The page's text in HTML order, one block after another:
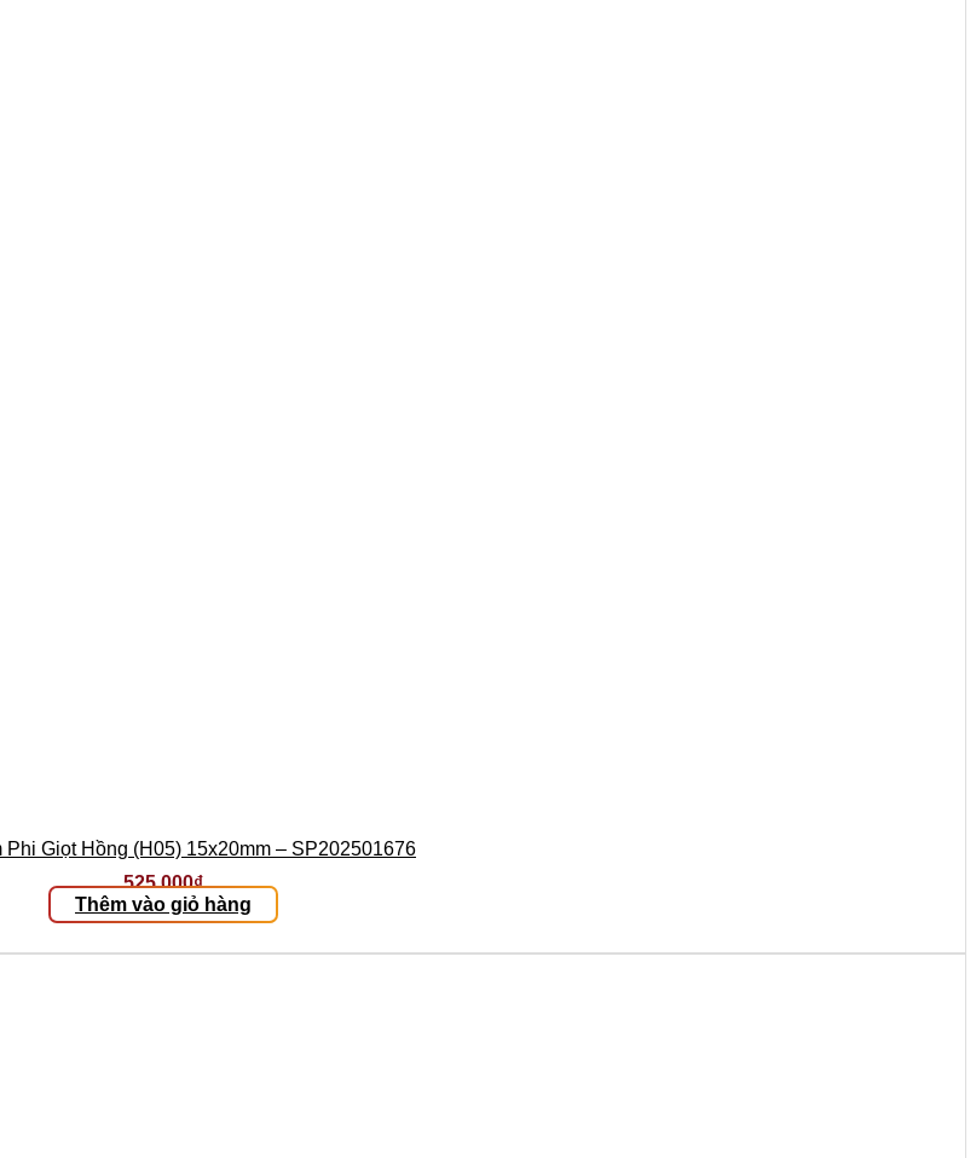
Phi Giọt Hồng (H05) 15x20mm – SP202501676
525.000₫
Thêm vào giỏ hàng